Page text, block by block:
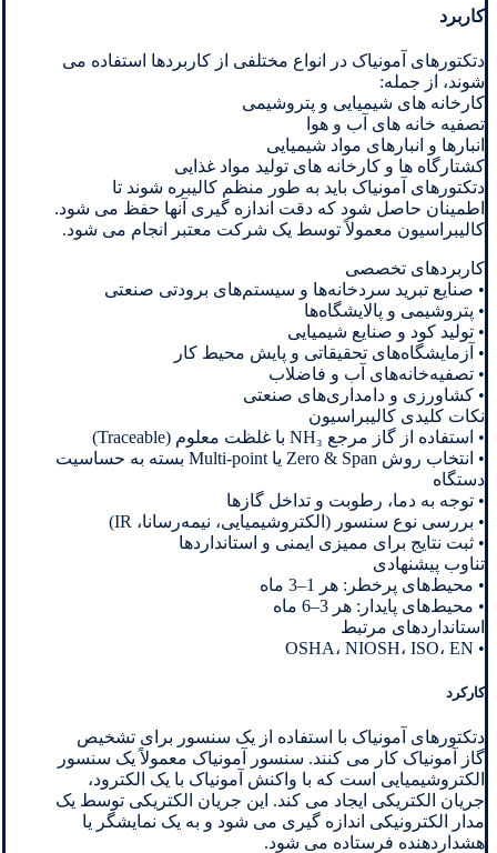
کاربرد
دتکتورهای آمونیاک در انواع مختلفی از کاربردها استفاده می
شوند، از جمله:
کارخانه های شیمیایی و پتروشیمی
تصفیه خانه های آب و هوا
انبارها و انبارهای مواد شیمیایی
کشتارگاه ها و کارخانه های تولید مواد غذایی
دتکتورهای آمونیاک باید به طور منظم کالیبره شوند تا
اطمینان حاصل شود که دقت اندازه گیری آنها حفظ می شود.
کالیبراسیون معمولاً توسط یک شرکت معتبر انجام می شود.
کاربردهای تخصصی
• صنایع تبرید سردخانه‌ها و سیستم‌های برودتی صنعتی
• پتروشیمی و پالایشگاه‌ها
• تولید کود و صنایع شیمیایی
• آزمایشگاه‌های تحقیقاتی و پایش محیط کار
• تصفیه‌خانه‌های آب و فاضلاب
• کشاورزی و دامداری‌های صنعتی
نکات کلیدی کالیبراسیون
• استفاده از گاز مرجع NH₃ با غلظت معلوم (Traceable)
• انتخاب روش Zero & Span یا Multi-point بسته به حساسیت
دستگاه
• توجه به دما، رطوبت و تداخل گازها
• بررسی نوع سنسور (الکتروشیمیایی، نیمه‌رسانا، IR)
• ثبت نتایج برای ممیزی ایمنی و استانداردها
تناوب پیشنهادی
• محیط‌های پرخطر: هر 1–3 ماه
• محیط‌های پایدار: هر 3–6 ماه
استانداردهای مرتبط
• OSHA، NIOSH، ISO، EN
کارکرد
دتکتورهای آمونیاک با استفاده از یک سنسور برای تشخیص
گاز آمونیاک کار می کنند. سنسور آمونیاک معمولاً یک سنسور
الکتروشیمیایی است که با واکنش آمونیاک با یک الکترود،
جریان الکتریکی ایجاد می کند. این جریان الکتریکی توسط یک
مدار الکترونیکی اندازه گیری می شود و به یک نمایشگر یا
هشداردهنده فرستاده می شود.